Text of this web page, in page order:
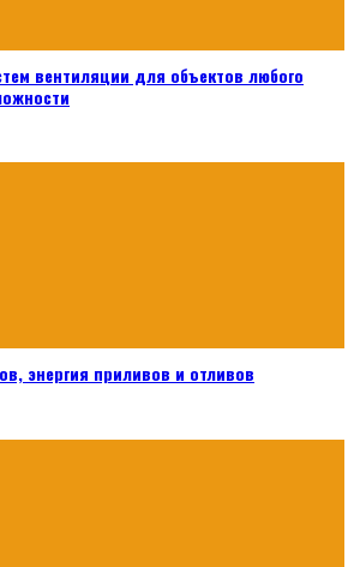
вентиляции для объектов любого
энергия приливов и отливов